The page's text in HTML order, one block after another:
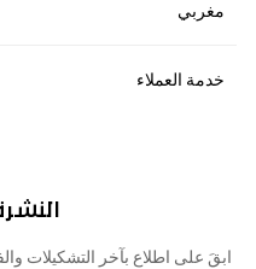
مغربي
خدمة العملاء
ابقَ على اطلاع بآخر التشكيلات